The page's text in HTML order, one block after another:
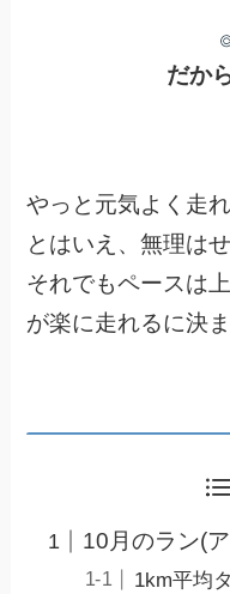
だか
やっと元気よく走
とはいえ、無理は
それでもペースは
が楽に走れるに決ま
10月のラン(
1km平均